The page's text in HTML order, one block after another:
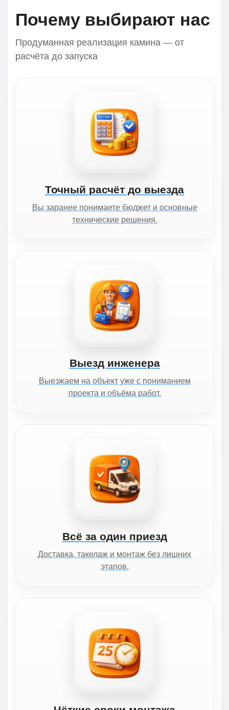
Почему выбирают нас
Продуманная реализация камина — от
расчёта до запуска
Точный расчёт до выезда
Вы заранее понимаете бюджет и основные
технические решения.
Выезд инженера
Выезжаем на объект уже с пониманием
проекта и объёма работ.
Всё за один приезд
Доставка, такелаж и монтаж без лишних
этапов.